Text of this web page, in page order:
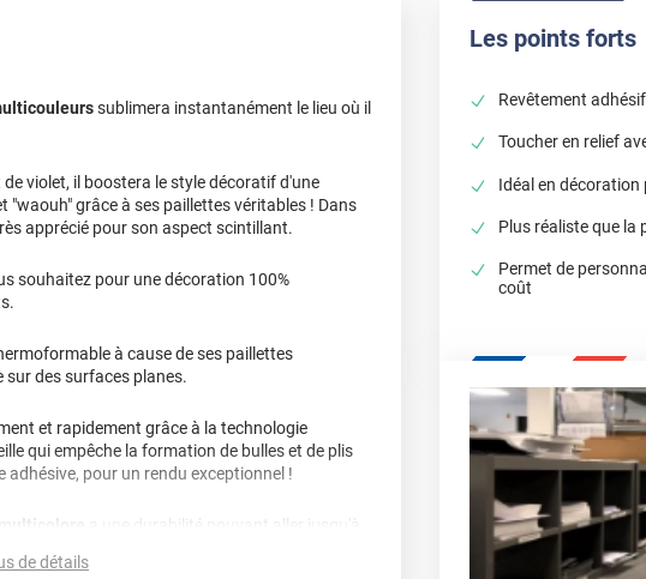
sublimera instantanément le lieu où il
violet, il boostera le style décoratif d'une
grâce à ses paillettes véritables ! Dans
apprécié pour son aspect scintillant.
souhaitez pour une décoration 100%
à cause de ses paillettes
des surfaces planes.
et rapidement grâce à la technologie
qui empêche la formation de bulles et de plis
pour un rendu exceptionnel !
a une durabilité pouvant aller jusqu'à
de détails
Les points forts
Revêtement
Toucher en relief
Idéal en
Plus réaliste que la
Permet de
coût